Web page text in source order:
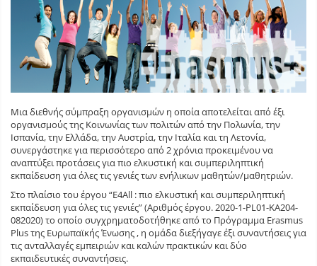
Μια διεθνής σύμπραξη οργανισμών η οποία αποτελείται από έξι
οργανισμούς της Κοινωνίας των πολιτών από την Πολωνία, την
Ισπανία, την Ελλάδα, την Αυστρία, την Ιταλία και τη Λετονία,
συνεργάστηκε για περισσότερο από 2 χρόνια προκειμένου να
αναπτύξει προτάσεις για πιο ελκυστική και συμπεριληπτική
εκπαίδευση για όλες τις γενιές των ενήλικων μαθητών/μαθητριών.
Στο πλαίσιο του έργου “E4All : πιο ελκυστική και συμπεριληπτική
εκπαίδευση για όλες τις γενιές” (Αριθμός έργου. 2020-1-PL01-KA204-
082020) το οποίο συγχρηματοδοτήθηκε από το Πρόγραμμα Erasmus
Plus της Ευρωπαϊκής Ένωσης , η ομάδα διεξήγαγε έξι συναντήσεις για
τις ανταλλαγές εμπειριών και καλών πρακτικών και δύο
εκπαιδευτικές συναντήσεις.